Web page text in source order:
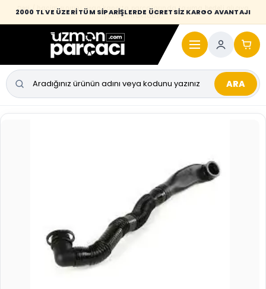
2000 TL VE ÜZERİ TÜM SİPARİŞLERDE ÜCRETSİZ KARGO AVANTAJI
Desi / hacim sınırını aşan kaporta parçalarında taşıma bedeli alıcıya
yansıtılmaktadır.
ARA